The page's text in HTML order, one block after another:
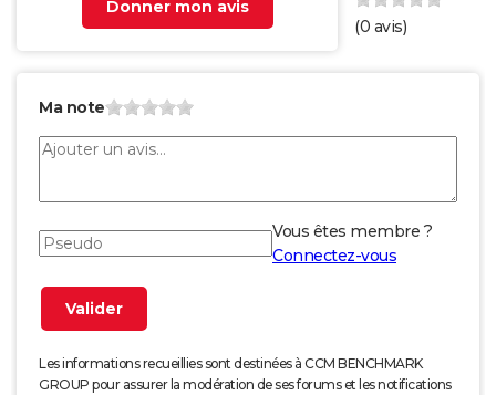
Donner mon avis
(0 avis)
Ma note
Vous êtes membre ?
Connectez-vous
Les informations recueillies sont destinées à CCM BENCHMARK
GROUP pour assurer la modération de ses forums et les notifications